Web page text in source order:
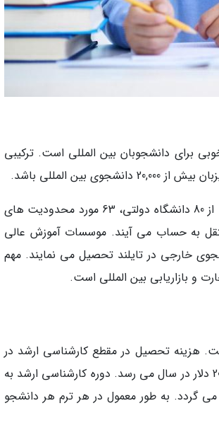
برای دانشجوبان بین المللی است. ترکیبی
المللی باشد.
این کشور دارای 80 دانشگاه دولتی و 71 مؤسسه آموزش عالی خصوصی است. از 80 دانشگاه دولتی، 63 مورد محدودیت های
و 15 تای آن ها دانشگاه مستقل به حساب می آیند. موسسات آموزش عالی
دانشجویان بین المللی هستند و هر ساله در حدود 20,000 دانشجوی خارجی در تایلند تحصیل می نمایند. مهم
و بازاریابی بین المللی است.
هزینه تحصیل در مقطع کارشناسی ارشد در
دانشگاه های دولتی معمولا حدود 1000 دلار است و در برخی دانشگاه ها تا 2000 دلار در سال می رسد. دوره کارشناسی ارشد به
طول می کشد و تعداد کل واحدهای درسی دوره 36 واحد می گردد. به طور معمول در هر ترم هر دانشجو